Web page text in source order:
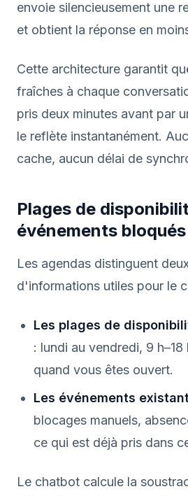
envoie silencieusement une
et obtient la réponse en
Cette architecture garantit
fraîches à chaque
pris deux minutes avant par
le reflète instantanément.
cache, aucun délai de
Plages de
événements bloqués
Les agendas distinguent
d'informations utiles pour le
Les plages de
: lundi au vendredi, 9
quand vous êtes ouvert.
Les événements
blocages manuels,
ce qui est déjà pris dans
Le chatbot calcule la